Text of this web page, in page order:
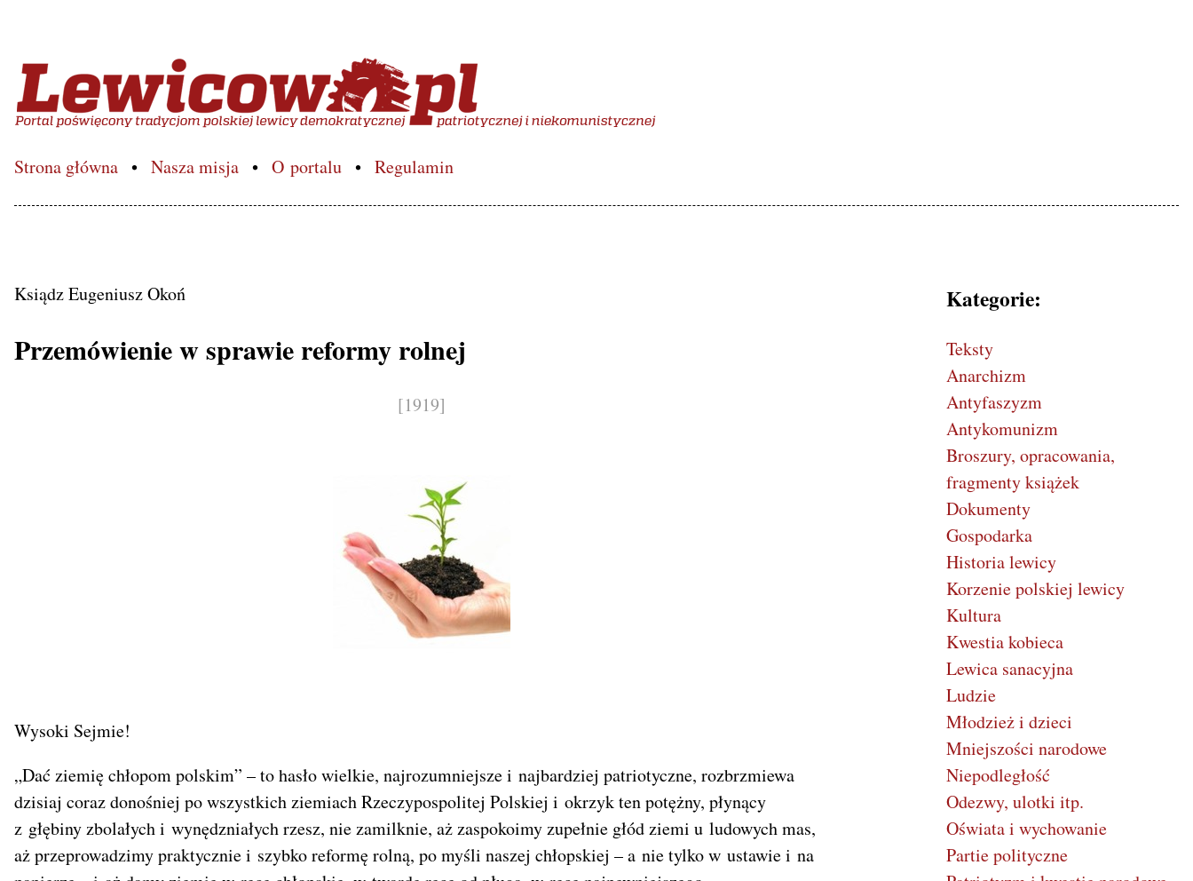
Lewicowo.pl – Portal poświęcony polskiej lewicy demokratycznej,
Strona główna Nasza misja O portalu Regulamin
Ksiądz Eugeniusz Okoń
Przemówienie w sprawie reformy rolnej
[1919]
Wysoki Sejmie!
„Dać ziemię chłopom polskim” – to hasło wielkie, najrozumniejsze i najbardziej patriotyczne, rozbrzmiewa
dzisiaj coraz donośniej po wszystkich ziemiach Rzeczypospolitej Polskiej i okrzyk ten potężny, płynący
z głębiny zbolałych i wynędzniałych rzesz, nie zamilknie, aż zaspokoimy zupełnie głód ziemi u ludowych mas,
aż przeprowadzimy praktycznie i szybko reformę rolną, po myśli naszej chłopskiej – a nie tylko w ustawie i na
Kategorie:
Teksty
Anarchizm
Antyfaszyzm
Antykomunizm
Broszury, opracowania,
fragmenty książek
Dokumenty
Gospodarka
Historia lewicy
Korzenie polskiej lewicy
Kultura
Kwestia kobieca
Lewica sanacyjna
Ludzie
Młodzież i dzieci
Mniejszości narodowe
Niepodległość
Odezwy, ulotki itp.
Oświata i wychowanie
Partie polityczne